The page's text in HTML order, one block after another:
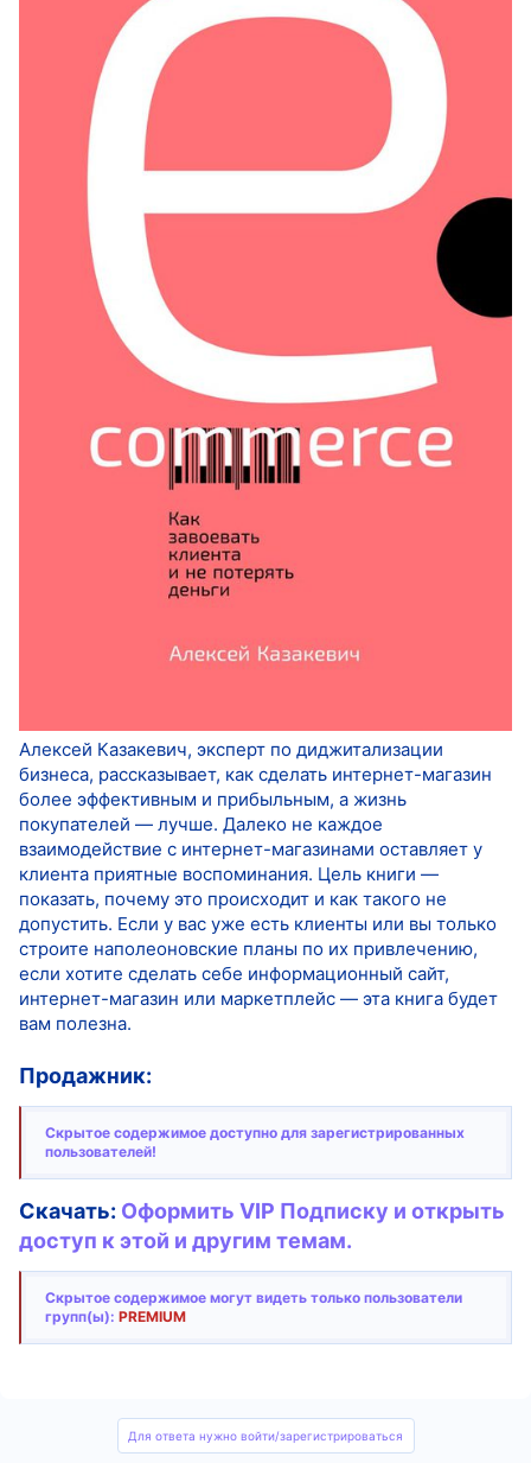
Алексей Казакевич, эксперт по диджитализации
бизнеса, рассказывает, как сделать интернет-магазин
более эффективным и прибыльным, а жизнь
покупателей — лучше. Далеко не каждое
взаимодействие с интернет-магазинами оставляет у
клиента приятные воспоминания. Цель книги —
показать, почему это происходит и как такого не
допустить. Если у вас уже есть клиенты или вы только
строите наполеоновские планы по их привлечению,
если хотите сделать себе информационный сайт,
интернет-магазин или маркетплейс — эта книга будет
вам полезна.
Продажник:
Скрытое содержимое доступно для зарегистрированных
пользователей!
Скачать: Оформить VIP Подписку и открыть
доступ к этой и другим темам.
Скрытое содержимое могут видеть только пользователи
групп(ы): PREMIUM
Для ответа нужно войти/зарегистрироваться